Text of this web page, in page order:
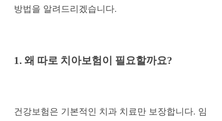
방법을 알려드리겠습니다.
1. 왜 따로 치아보험이 필요할까요?
건강보험은 기본적인 치과 치료만 보장합니다. 임